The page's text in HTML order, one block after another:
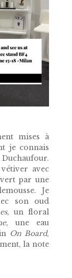
mises à
je connais
avec
par une
Je
son oud
, un floral
, une eau
On Board,
la note